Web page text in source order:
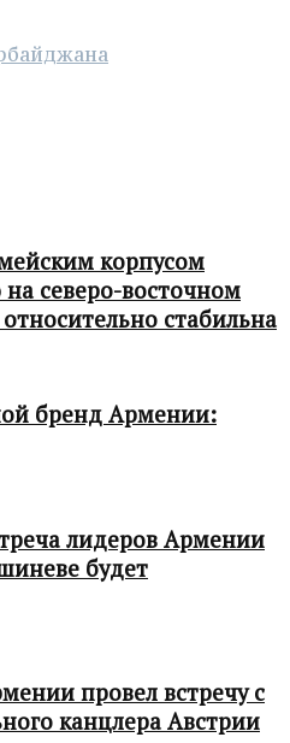
корпусом
северо-восточном
стабильна
бренд Армении:
лидеров Армении
будет
провел встречу с
канцлера Австрии